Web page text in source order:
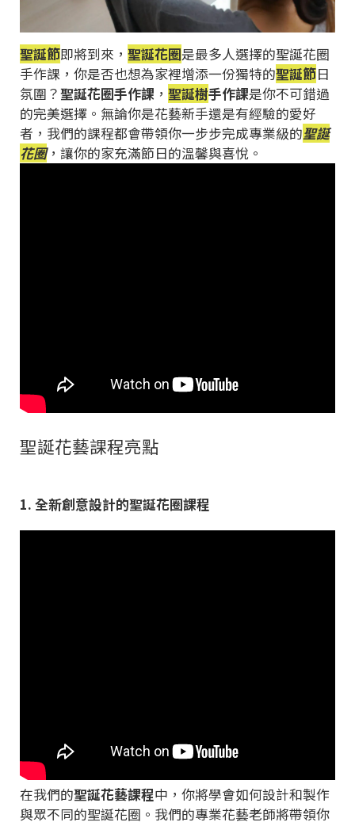
聖誕節即將到來， 聖誕花圈是最多人選擇的聖誕花圈
手作課，你是否也想為家裡增添一份獨特的聖誕節日
氛圍？聖誕花圈手作課 ， 聖誕樹手作課是你不可錯過
的完美選擇。無論你是花藝新手還是有經驗的愛好
者，我們的課程都會帶領你一步步完成專業級的聖誕
花圈，讓你的家充滿節日的溫馨與喜悅。
聖誕花藝課程亮點
1. 全新創意設計的聖誕花圈課程
在我們的聖誕花藝課程中，你將學會如何設計和製作
與眾不同的聖誕花圈。我們的專業花藝老師將帶領你